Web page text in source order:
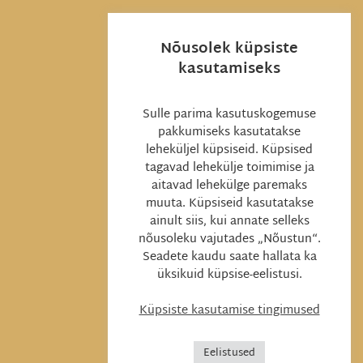
Nõusolek küpsiste
kasutamiseks
Sulle parima kasutuskogemuse
pakkumiseks kasutatakse
leheküljel küpsiseid. Küpsised
tagavad lehekülje toimimise ja
aitavad lehekülge paremaks
muuta. Küpsiseid kasutatakse
ainult siis, kui annate selleks
nõusoleku vajutades „Nõustun“.
Seadete kaudu saate hallata ka
üksikuid küpsise-eelistusi.
Küpsiste kasutamise tingimused
Eelistused